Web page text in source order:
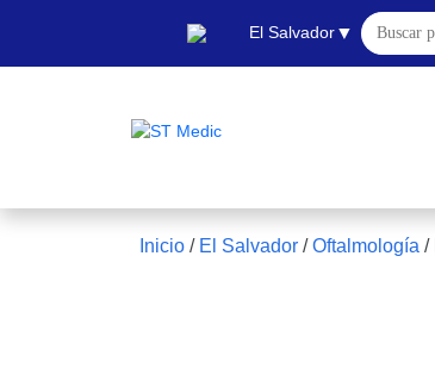
El Salvador▼
Buscar:
Inicio / El Salvador /Oftalmología /